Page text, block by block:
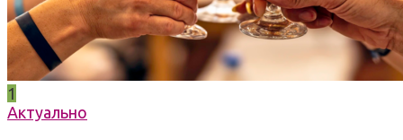
1
Актуально